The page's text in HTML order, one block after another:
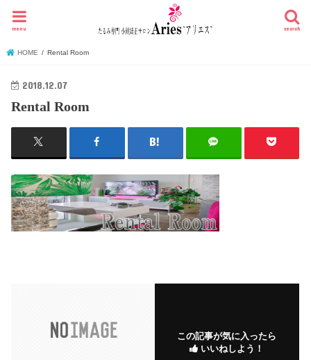
search
menu
HOME Rental Room
2018.12.07
Rental Room
この記事が気に入ったら
いいねしよう！